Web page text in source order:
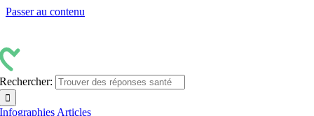
Passer au contenu
Rechercher:
Infographies Articles